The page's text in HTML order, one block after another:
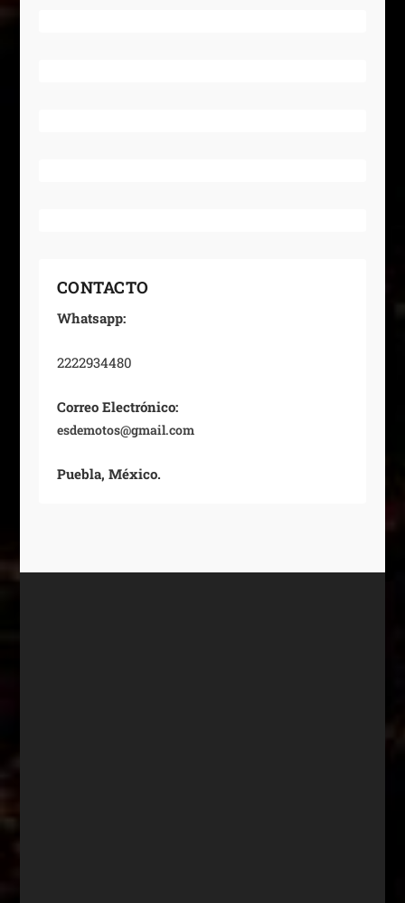
CONTACTO
Whatsapp:
2222934480
Correo Electrónico:
esdemotos@gmail.com
Puebla, México.